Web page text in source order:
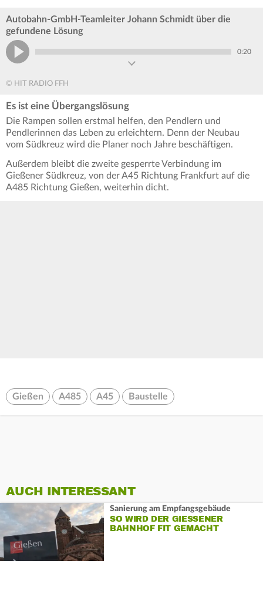
Autobahn-GmbH-Teamleiter Johann Schmidt über die
gefundene Lösung
0:20
© HIT RADIO FFH
Es ist eine Übergangslösung
Die Rampen sollen erstmal helfen, den Pendlern und
Pendlerinnen das Leben zu erleichtern. Denn der Neubau
vom Südkreuz wird die Planer noch Jahre beschäftigen.
Außerdem bleibt die zweite gesperrte Verbindung im
Gießener Südkreuz, von der A45 Richtung Frankfurt auf die
A485 Richtung Gießen, weiterhin dicht.
Gießen A485 A45 Baustelle
AUCH INTERESSANT
Sanierung am Empfangsgebäude
SO WIRD DER GIESSENER B
AHNHOF FIT GEMACHT